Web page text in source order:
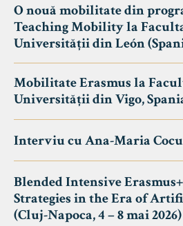
O nouă mobilitate din
Teaching Mobility la
Universității din León
Mobilitate Erasmus la
Universității din Vigo,
Interviu cu Ana-Maria
Blended Intensive
Strategies in the Era of
(Cluj-Napoca, 4 – 8 mai 2026)